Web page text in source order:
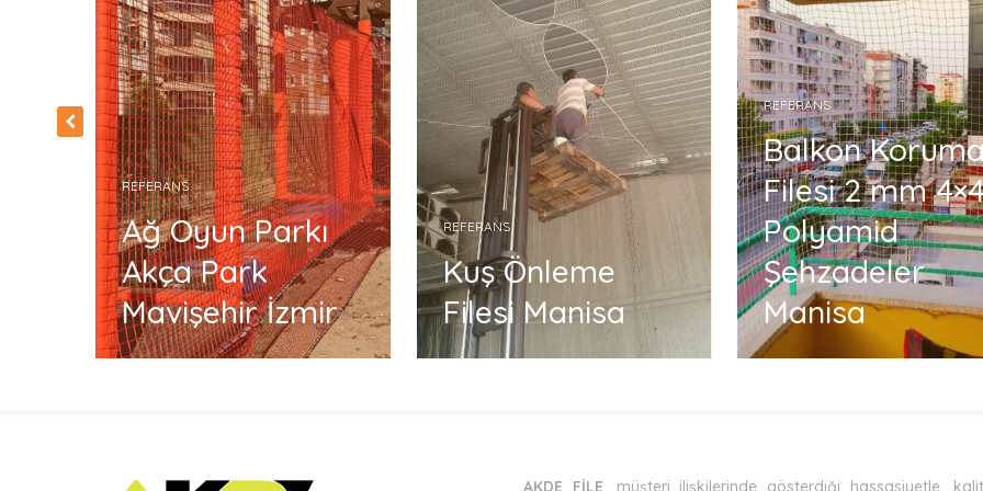
REFERANS
Ağ Oyun Parkı
Akça Park
Mavişehir İzmir
REFERANS
Kuş Önleme
Filesi Manisa
REFERANS
Balkon
Filesi 2 mm
Polyamid
Şehzadeler
Manisa
AKDE FİLE, müşteri ilişkilerinde gösterdiği hassasiyetle,